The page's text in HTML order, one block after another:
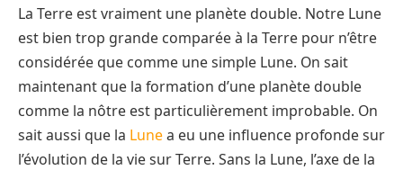
La Terre est vraiment une planète double. Notre Lune
est bien trop grande comparée à la Terre pour n’être
considérée que comme une simple Lune. On sait
maintenant que la formation d’une planète double
comme la nôtre est particulièrement improbable. On
sait aussi que la Lunea eu une influence profonde sur
l’évolution de la vie sur Terre. Sans la Lune, l’axe de la